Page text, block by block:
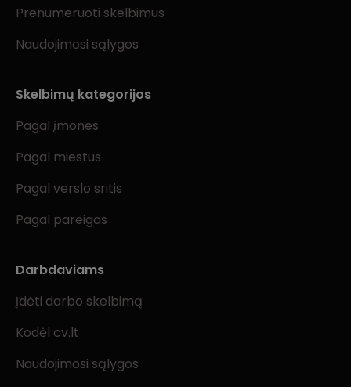
Prenumeruoti skelbimus
Naudojimosi sąlygos
Skelbimų kategorijos
Pagal įmones
Pagal miestus
Pagal verslo sritis
Pagal pareigas
Darbdaviams
Įdėti darbo skelbimą
Kodėl cv.lt
Naudojimosi sąlygos